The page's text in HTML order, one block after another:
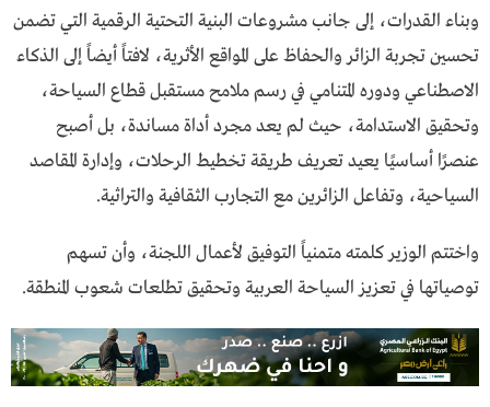
وبناء القدرات، إلى جانب مشروعات البنية التحتية الرقمية التي تضمن
تحسين تجربة الزائر والحفاظ على المواقع الأثرية، لافتاً أيضاً إلى الذكاء
الاصطناعي ودوره المتنامي في رسم ملامح مستقبل قطاع السياحة،
وتحقيق الاستدامة، حيث لم يعد مجرد أداة مساندة، بل أصبح
عنصرًا أساسيًا يعيد تعريف طريقة تخطيط الرحلات، وإدارة المقاصد
السياحية، وتفاعل الزائرين مع التجارب الثقافية والتراثية.
واختتم الوزير كلمته متمنياً التوفيق لأعمال اللجنة، وأن تسهم
توصياتها في تعزيز السياحة العربية وتحقيق تطلعات شعوب المنطقة.